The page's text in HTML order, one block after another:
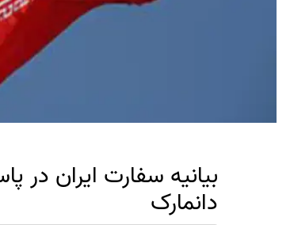
بیانیه سفارت ایران در
دانمارک